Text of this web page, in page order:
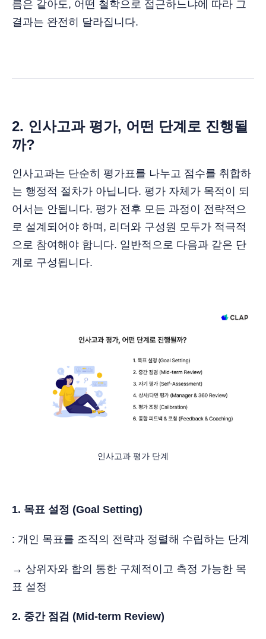
름은 같아도, 어떤 철학으로 접근하느냐에 따라 그
결과는 완전히 달라집니다.
2. 인사고과 평가, 어떤 단계로 진행될
까?
인사고과는 단순히 평가표를 나누고 점수를 취합하
는 행정적 절차가 아닙니다. 평가 자체가 목적이 되
어서는 안됩니다. 평가 전후 모든 과정이 전략적으
로 설계되어야 하며, 리더와 구성원 모두가 적극적
으로 참여해야 합니다. 일반적으로 다음과 같은 단
계로 구성됩니다.
인사고과 평가 단계
1. 목표 설정 (Goal Setting)
: 개인 목표를 조직의 전략과 정렬해 수립하는 단계
→ 상위자와 합의 통한 구체적이고 측정 가능한 목
표 설정
2. 중간 점검 (Mid-term Review)